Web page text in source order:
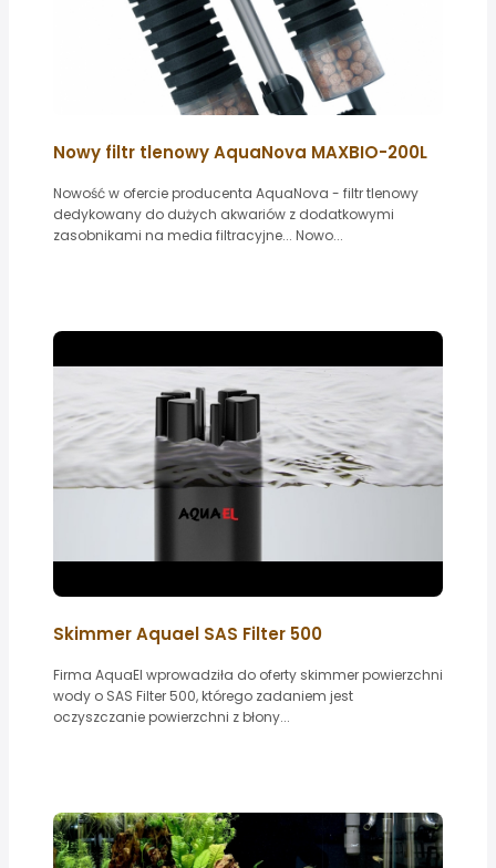
Nowy filtr tlenowy AquaNova MAXBIO-200L
Nowość w ofercie producenta AquaNova - filtr tlenowy
dedykowany do dużych akwariów z dodatkowymi
zasobnikami na media filtracyjne... Nowo...
Skimmer Aquael SAS Filter 500
Firma AquaEl wprowadziła do oferty skimmer powierzchni
wody o SAS Filter 500, którego zadaniem jest
oczyszczanie powierzchni z błony...